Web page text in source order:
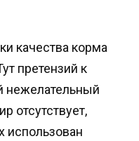
качества корма
претензий к
нежелательный
отсутствует,
использован